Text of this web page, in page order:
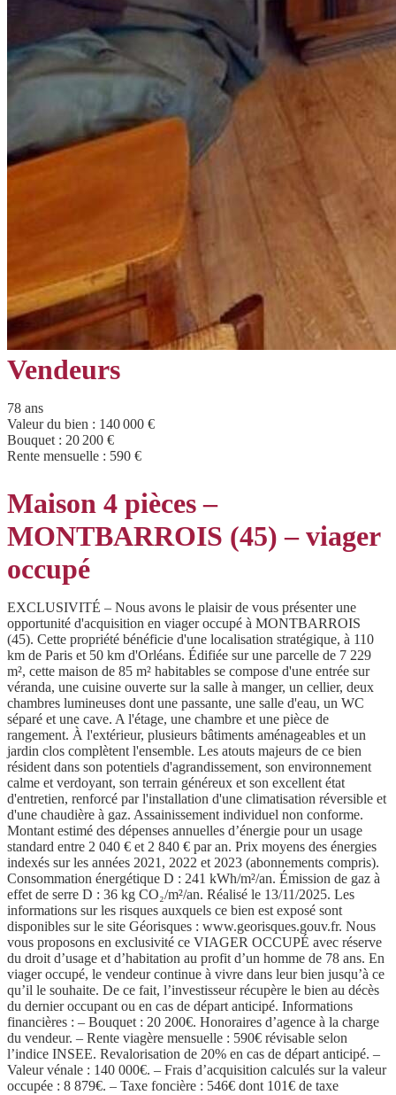
Vendeurs
78 ans
Valeur du bien : 140 000 €
Bouquet : 20 200 €
Rente mensuelle : 590 €
Maison 4 pièces –
MONTBARROIS (45) – viager
occupé
EXCLUSIVITÉ – Nous avons le plaisir de vous présenter une
opportunité d'acquisition en viager occupé à MONTBARROIS
(45). Cette propriété bénéficie d'une localisation stratégique, à 110
km de Paris et 50 km d'Orléans. Édifiée sur une parcelle de 7 229
m², cette maison de 85 m² habitables se compose d'une entrée sur
véranda, une cuisine ouverte sur la salle à manger, un cellier, deux
chambres lumineuses dont une passante, une salle d'eau, un WC
séparé et une cave. A l'étage, une chambre et une pièce de
rangement. À l'extérieur, plusieurs bâtiments aménageables et un
jardin clos complètent l'ensemble. Les atouts majeurs de ce bien
résident dans son potentiels d'agrandissement, son environnement
calme et verdoyant, son terrain généreux et son excellent état
d'entretien, renforcé par l'installation d'une climatisation réversible et
d'une chaudière à gaz. Assainissement individuel non conforme.
Montant estimé des dépenses annuelles d’énergie pour un usage
standard entre 2 040 € et 2 840 € par an. Prix moyens des énergies
indexés sur les années 2021, 2022 et 2023 (abonnements compris).
Consommation énergétique D : 241 kWh/m²/an. Émission de gaz à
effet de serre D : 36 kg CO₂/m²/an. Réalisé le 13/11/2025. Les
informations sur les risques auxquels ce bien est exposé sont
disponibles sur le site Géorisques : www.georisques.gouv.fr. Nous
vous proposons en exclusivité ce VIAGER OCCUPÉ avec réserve
du droit d’usage et d’habitation au profit d’un homme de 78 ans. En
viager occupé, le vendeur continue à vivre dans leur bien jusqu’à ce
qu’il le souhaite. De ce fait, l’investisseur récupère le bien au décès
du dernier occupant ou en cas de départ anticipé. Informations
financières : – Bouquet : 20 200€. Honoraires d’agence à la charge
du vendeur. – Rente viagère mensuelle : 590€ révisable selon
l’indice INSEE. Revalorisation de 20% en cas de départ anticipé. –
Valeur vénale : 140 000€. – Frais d’acquisition calculés sur la valeur
occupée : 8 879€. – Taxe foncière : 546€ dont 101€ de taxe